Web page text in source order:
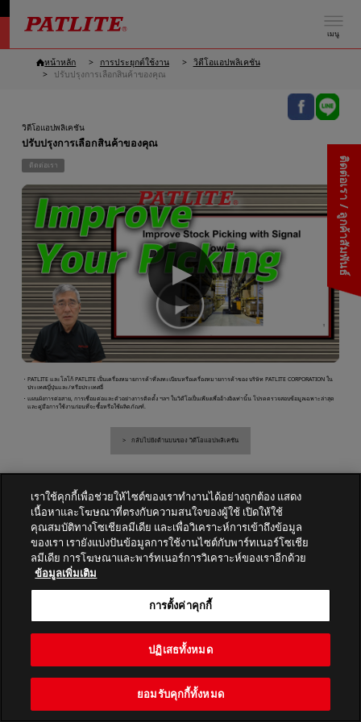
เมนู
ติดต่อเรา / ลูกค้าสัมพันธ์
หน้าหลัก การประยุกต์ใช้งาน
วิดีโอแอปพลิเคชัน
ปรับปรุงการเลือกสินค้าของคุณ
วิดีโอแอปพลิเคชัน
ปรับปรุงการเลือกสินค้าของคุณ
ติดต่อเรา
▶
・PATLITE และโลโก้ PATLITE เป็นเครื่องหมายการค้าที่ลงทะเบียนหรือเครื่องหมายการค้าของ บริษัท PATLITE CORPORATION ใน
ประเทศญี่ปุ่นและ/หรือประเทศอื่
・แผนผังการต่อสาย, การเชื่อมต่อและตัวอย่างการติดตั้ง ฯลฯ ในวิดีโอเป็นเพียงเพื่ออ้างอิงเท่านั้น โปรดตรวจสอบข้อมูลเฉพาะล่าสุด
และคู่มือการใช้งานก่อนที่จะซื้อหรือใช้ผลิตภัณฑ์.
กลับไปยังด้านบนของ วิดีโอแอปพลิเคชัน
PATLITE CORPORATION. All Rights Reserved.
เราใช้คุกกี้เพื่อช่วยให้ไซต์ของเราทำงานได้อย่างถูกต้อง แสดง
เนื้อหาและโฆษณาที่ตรงกับความสนใจของผู้ใช้ เปิดให้ใช้
คุณสมบัติทางโซเชียลมีเดีย และเพื่อวิเคราะห์การเข้าถึงข้อมูล
ของเรา เรายังแบ่งปันข้อมูลการใช้งานไซต์กับพาร์ทเนอร์โซเชีย
ลมีเดีย การโฆษณาและพาร์ทเนอร์การวิเคราะห์ของเราอีกด้วย
ข้อมูลเพิ่มเติม
การตั้งค่าคุกกี้
ปฏิเสธทั้งหมด
ยอมรับคุกกี้ทั้งหมด